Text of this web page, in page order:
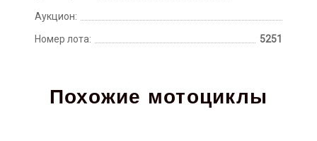
Аукцион:
Номер лота:
5251
Похожие мотоциклы